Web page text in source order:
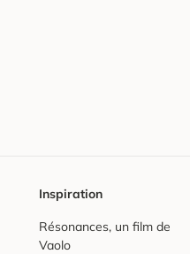
Inspiration
Résonances, un film de
Vaolo